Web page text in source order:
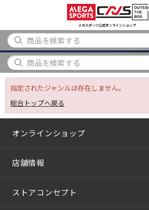
メガスポーツ公式オンラインショップ
アウトドア
から探す
ブランド
から探す
指定されたジャンルは存在しません。
総合トップへ戻る
オンラインショップ
店舗情報
ストアコンセプト